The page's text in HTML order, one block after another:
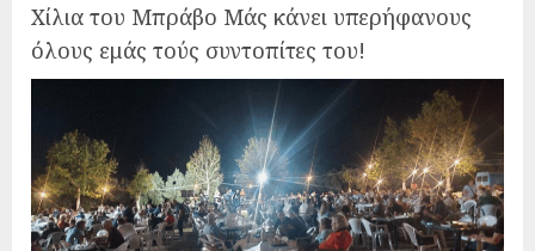
Χίλια του Μπράβο Μάς κάνει υπερήφανους
όλους εμάς τούς συντοπίτες του!